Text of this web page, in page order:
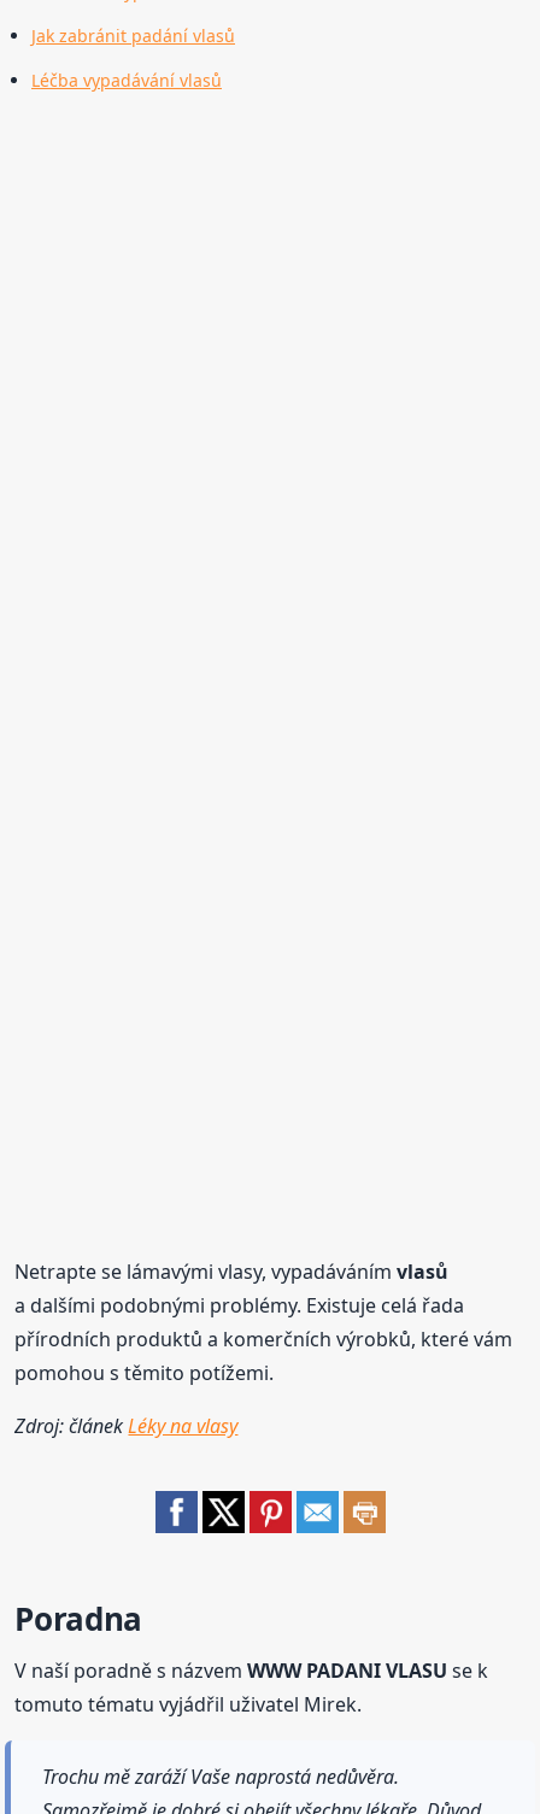
Jak zabránit padání vlasů
Léčba vypadávání vlasů
Netrapte se lámavými vlasy, vypadávánímvlasů
a dalšími podobnými problémy. Existuje celá řada
přírodních produktů a komerčních výrobků, které vám
pomohou s těmito potížemi.
Zdroj: článekLéky na vlasy
Poradna
V naší poradně s názvemWWW PADANI VLASU se k
tomuto tématu vyjádřil uživatel Mirek.
Trochu mě zaráží Vaše naprostá nedůvěra.